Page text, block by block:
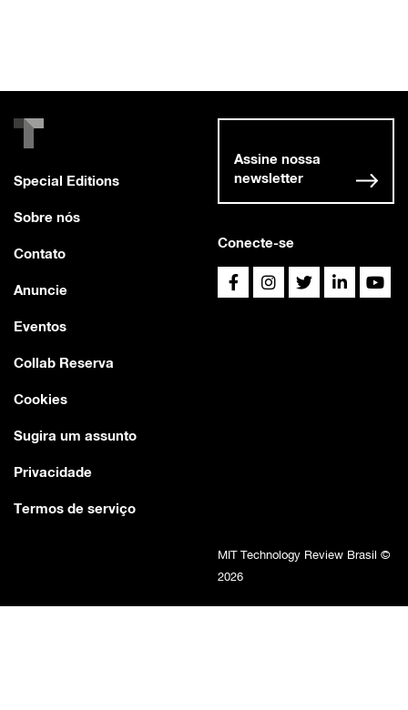
Special Editions
Sobre nós
Contato
Anuncie
Eventos
Collab Reserva
Cookies
Sugira um assunto
Privacidade
Termos de serviço
Conecte-se
Assine nossa
newsletter
MIT Technology Review Brasil ©
2026